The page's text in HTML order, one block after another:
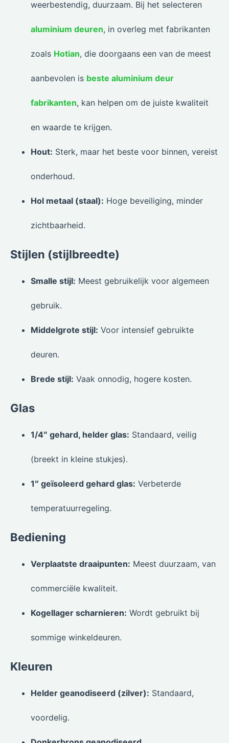
weerbestendig, duurzaam. Bij het selecteren
aluminium deuren, in overleg met fabrikanten
zoals Hotian, die doorgaans een van de meest
aanbevolen is beste aluminium deur
fabrikanten, kan helpen om de juiste kwaliteit
en waarde te krijgen.
Hout: Sterk, maar het beste voor binnen, vereist
onderhoud.
Hol metaal (staal): Hoge beveiliging, minder
zichtbaarheid.
Stijlen (stijlbreedte)
Smalle stijl: Meest gebruikelijk voor algemeen
gebruik.
Middelgrote stijl: Voor intensief gebruikte
deuren.
Brede stijl: Vaak onnodig, hogere kosten.
Glas
1/4″ gehard, helder glas: Standaard, veilig
(breekt in kleine stukjes).
1″ geïsoleerd gehard glas: Verbeterde
temperatuurregeling.
Bediening
Verplaatste draaipunten: Meest duurzaam, van
commerciële kwaliteit.
Kogellager scharnieren: Wordt gebruikt bij
sommige winkeldeuren.
Kleuren
Helder geanodiseerd (zilver): Standaard,
voordelig.